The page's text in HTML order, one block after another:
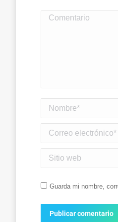
Comentario
Nombre *
Correo electrónico *
Sitio web
Guarda mi nombre,
Publicar comentario